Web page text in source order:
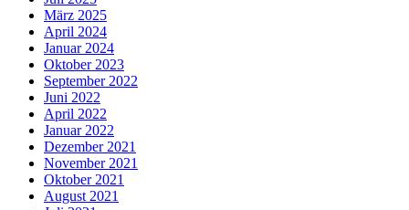
März 2025
April 2024
Januar 2024
Oktober 2023
September 2022
Juni 2022
April 2022
Januar 2022
Dezember 2021
November 2021
Oktober 2021
August 2021